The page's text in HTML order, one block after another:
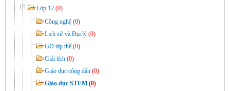
Lớp 12 (0)
Công nghệ (0)
Lịch sử và Địa lý (0)
GD tập thể(0)
Giải tích (0)
Giáo dục công dân (0)
Giáo dục STEM (0)